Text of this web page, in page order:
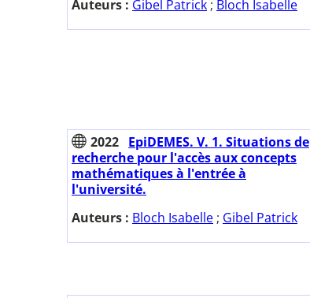
Auteurs : Gibel Patrick ; Bloch Isabelle
2022 EpiDEMES. V. 1. Situations de
recherche pour l'accès aux concepts
mathématiques à l'entrée à
l'université.
Auteurs : Bloch Isabelle ; Gibel Patrick